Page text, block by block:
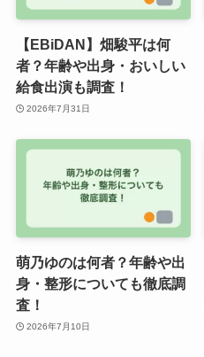
【EBiDAN】畑駿平は何
者？年齢や出身・おいしい
給食出演も調査！
2026年7月31日
萌乃ゆのは何者？年齢や出
身・整形についても徹底調
査！
2026年7月10日